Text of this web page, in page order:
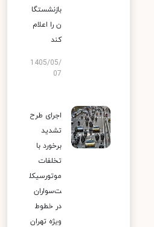
بازنشستگا
ن را اعلام
کند
1405/05/
07
اجرای طرح
تشدید
برخورد با
تخلفات
موتورسیکل
ت‌سواران
در خطوط
ویژه تهران